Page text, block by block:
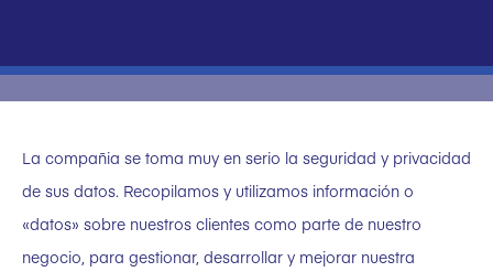
La compañia se toma muy en serio la seguridad y privacidad
de sus datos. Recopilamos y utilizamos información o
«datos» sobre nuestros clientes como parte de nuestro
negocio, para gestionar, desarrollar y mejorar nuestra